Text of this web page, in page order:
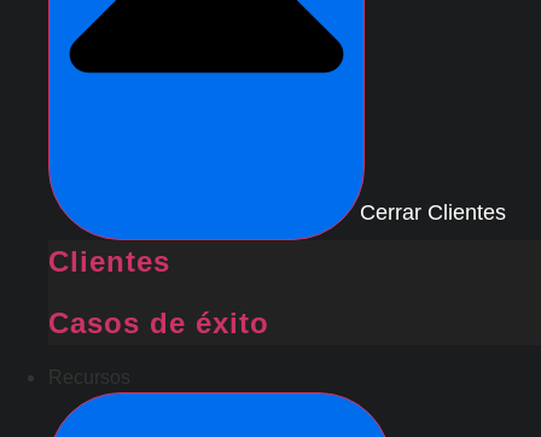
Cerrar Clientes
Clientes
Casos de éxito
Recursos